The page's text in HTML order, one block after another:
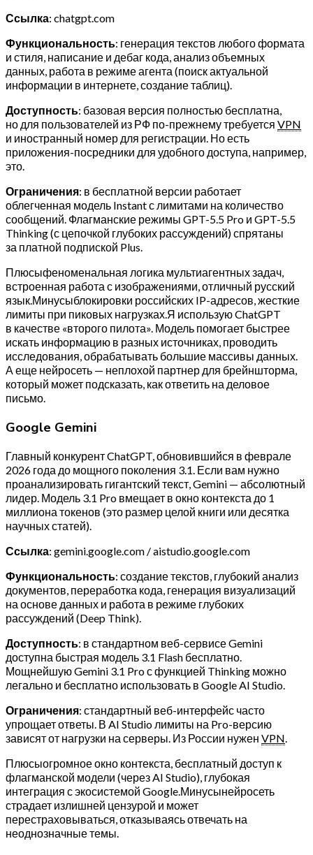
Ссылка: chatgpt.com
Функциональность: генерация текстов любого формата
и стиля, написание и дебаг кода, анализ объемных
данных, работа в режиме агента (поиск актуальной
информации в интернете, создание таблиц).
Доступность: базовая версия полностью бесплатна,
но для пользователей из РФ по-прежнему требуется VPN
и иностранный номер для регистрации. Но есть
приложения-посредники для удобного доступа, например,
это.
Ограничения: в бесплатной версии работает
облегченная модель Instant с лимитами на количество
сообщений. Флагманские режимы GPT-5.5 Pro и GPT-5.5
Thinking (с цепочкой глубоких рассуждений) спрятаны
за платной подпиской Plus.
Плюсыфеноменальная логика мультиагентных задач,
встроенная работа с изображениями, отличный русский
язык.Минусыблокировки российских IP-адресов, жесткие
лимиты при пиковых нагрузках.Я использую ChatGPT
в качестве «второго пилота». Модель помогает быстрее
искать информацию в разных источниках, проводить
исследования, обрабатывать большие массивы данных.
А еще нейросеть — неплохой партнер для брейншторма,
который может подсказать, как ответить на деловое
письмо.
Google Gemini
Главный конкурент ChatGPT, обновившийся в феврале
2026 года до мощного поколения 3.1. Если вам нужно
проанализировать гигантский текст, Gemini — абсолютный
лидер. Модель 3.1 Pro вмещает в окно контекста до 1
миллиона токенов (это размер целой книги или десятка
научных статей).
Ссылка: gemini.google.com / aistudio.google.com
Функциональность: создание текстов, глубокий анализ
документов, переработка кода, генерация визуализаций
на основе данных и работа в режиме глубоких
рассуждений (Deep Think).
Доступность: в стандартном веб-сервисе Gemini
доступна быстрая модель 3.1 Flash бесплатно.
Мощнейшую Gemini 3.1 Pro с функцией Thinking можно
легально и бесплатно использовать в Google AI Studio.
Ограничения: стандартный веб-интерфейс часто
упрощает ответы. В AI Studio лимиты на Pro-версию
зависят от нагрузки на серверы. Из России нужен VPN.
Плюсыогромное окно контекста, бесплатный доступ к
флагманской модели (через AI Studio), глубокая
интеграция с экосистемой Google.Минусынейросеть
страдает излишней цензурой и может
перестраховываться, отказываясь отвечать на
неоднозначные темы.